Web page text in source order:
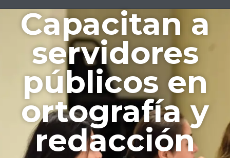
Capacitan a
servidores
públicos en
ortografía y
redacción